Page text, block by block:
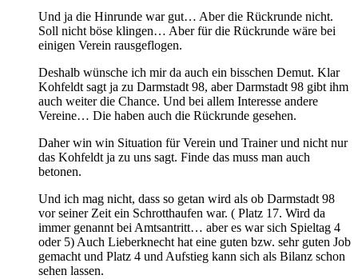
Und ja die Hinrunde war gut… Aber die Rückrunde nicht.
Soll nicht böse klingen… Aber für die Rückrunde wäre bei
einigen Verein rausgeflogen.
Deshalb wünsche ich mir da auch ein bisschen Demut. Klar
Kohfeldt sagt ja zu Darmstadt 98, aber Darmstadt 98 gibt ihm
auch weiter die Chance. Und bei allem Interesse andere
Vereine… Die haben auch die Rückrunde gesehen.
Daher win win Situation für Verein und Trainer und nicht nur
das Kohfeldt ja zu uns sagt. Finde das muss man auch
betonen.
Und ich mag nicht, dass so getan wird als ob Darmstadt 98
vor seiner Zeit ein Schrotthaufen war. ( Platz 17. Wird da
immer genannt bei Amtsantritt… aber es war sich Spieltag 4
oder 5) Auch Lieberknecht hat eine guten bzw. sehr guten Job
gemacht und Platz 4 und Aufstieg kann sich als Bilanz schon
sehen lassen.